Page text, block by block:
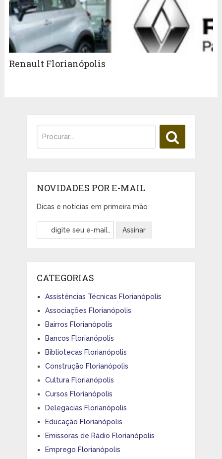
Renault Florianópolis
NOVIDADES POR E-MAIL
Dicas e notícias em primeira mão
CATEGORIAS
Assistências Técnicas Florianópolis
Associações Florianópolis
Bairros Florianópolis
Bancos Florianópolis
Bibliotecas Florianópolis
Construção Florianópolis
Cultura Florianópolis
Cursos Florianópolis
Delegacias Florianópolis
Educação Florianópolis
Emissoras de Rádio Florianópolis
Emprego Florianópolis